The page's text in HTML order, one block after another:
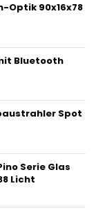
Optik 90x16x78
Bluetooth
Spot
Serie Glas
Licht